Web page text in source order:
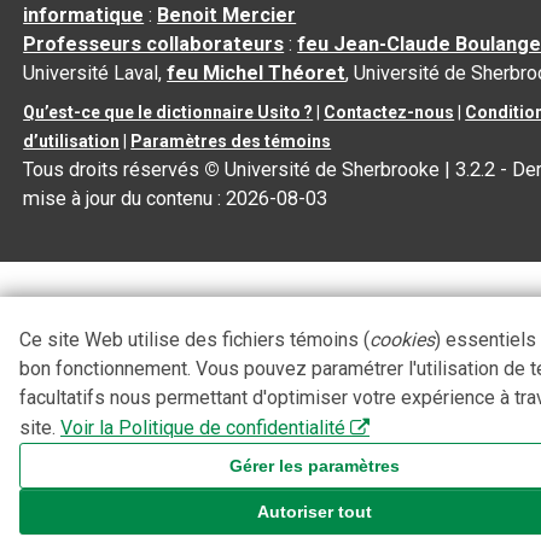
informatique : Benoit Mercier
Professeurs collaborateurs :feu Jean-Claude
Université Laval,feu Michel Théoret, Université de
Qu’est-ce que le dictionnaire Usito ? Contactez-nous
d’utilisation
Paramètres des témoins
Tous droits réservés © Université de Sherbrooke |3.2.2 -
mise à jour du contenu :2026-08-03
Ce site Web utilise des fichiers témoins (cookies) essentiels
bon fonctionnement. Vous pouvez paramétrer l'utilisation de
facultatifs nous permettant d'optimiser votre expérience à
site. Voir la Politique de confidentialité
Gérer les paramètres
Autoriser tout